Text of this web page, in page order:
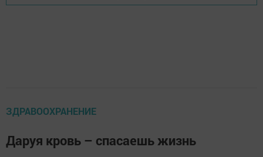
ЗДРАВООХРАНЕНИЕ
Даруя кровь – спасаешь жизнь